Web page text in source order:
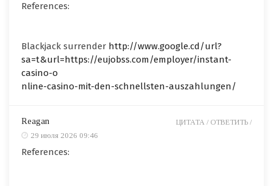
References:
Blackjack surrender http://www.google.cd/url?
sa=t&url=https://eujobss.com/employer/instant-
casino-o
nline-casino-mit-den-schnellsten-auszahlungen/
Reagan
29 июля 2026 09:46
References:
ЦИТАТА / ОТВЕТИТЬ /